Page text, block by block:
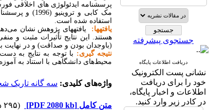
جستجوی پیشرفته
دریافت اطلاعات پایگاه
نشانی پست الکترونیک
خود را برای دریافت
اطلاعات و اخبار پایگاه،
در کادر زیر وارد کنید.
پرسشنامه ایدئولوژی های اخلاقی فورسیث (1980)، فرم کوتاه پرسشنامه
مک کابی و تروینیو (1996) و
پرسشنامه شخصیتی
استفاده شده است.
یافته­ها:
یافته­های پژوهش نشان
هستند. این نتایج تأثیرات مثبت و
(باوجدان بودن و صداقت) و در
نتیجه گیری: با توجه به نتایج به
محیط‌های دانشگاهی با استناد به
واژه‌های کلیدی: سه گانه تاریک
متن کامل [PDF 2080 kb]
(۲۹۵ دریافت)